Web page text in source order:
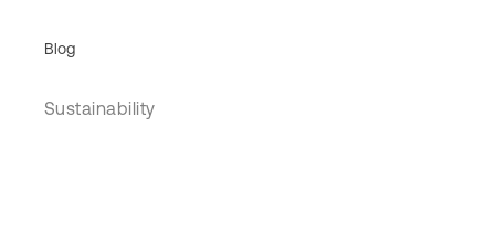
Blog
Sustainability